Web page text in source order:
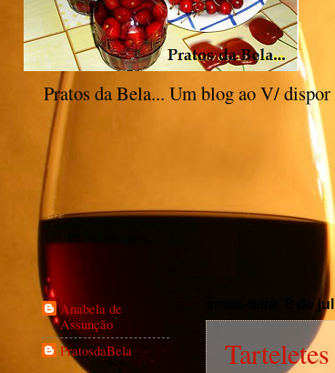
Pratos da Bela... Um blog ao V/
sexta-feira, 8 de
Anabela de
Assunção
PratosdaBela